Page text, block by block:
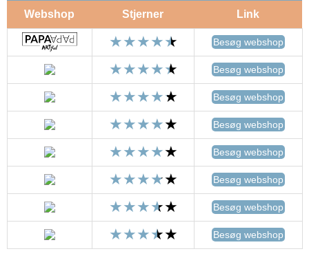
Webshop Stjerner Link
Besøg webshop
Besøg webshop
Besøg webshop
Besøg webshop
Besøg webshop
Besøg webshop
Besøg webshop
Besøg webshop